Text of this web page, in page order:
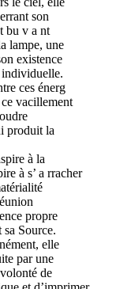
son
bu v a nt
lampe, une
existence
ces énerg
vacillement
produit la
à la
à s’ a rracher
propre
sa Source.
elle
par une
de